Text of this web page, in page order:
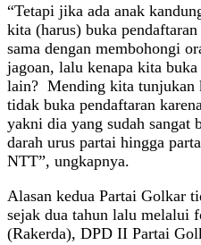
“Tetapi jika ada anak
kita (harus) buka
sama dengan membohongi
jagoan, lalu kenapa kita
lain? Mending kita tunjukan
tidak buka pendaftaran
yakni dia yang sudah sangat
darah urus partai hingga
NTT”, ungkapnya.
Alasan kedua Partai Golkar
sejak dua tahun lalu melalui
(Rakerda), DPD II Partai